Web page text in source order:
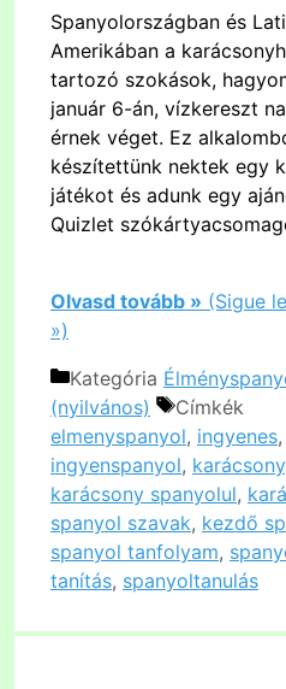
Spanyolországban és
Amerikában a
tartozó szokások,
január 6-án, vízkereszt
érnek véget. Ez
készítettünk nektek egy
játékot és adunk egy
Quizlet
Olvasd tovább » (Sigue
»)
Kategória
(nyilvános)
Címkék
elmenyspanyol, ingyenes,
ingyenspanyol, karácsony
karácsony spanyolul,
spanyol szavak, kezdő
spanyol tanfolyam,
tanítás, spanyoltanulás